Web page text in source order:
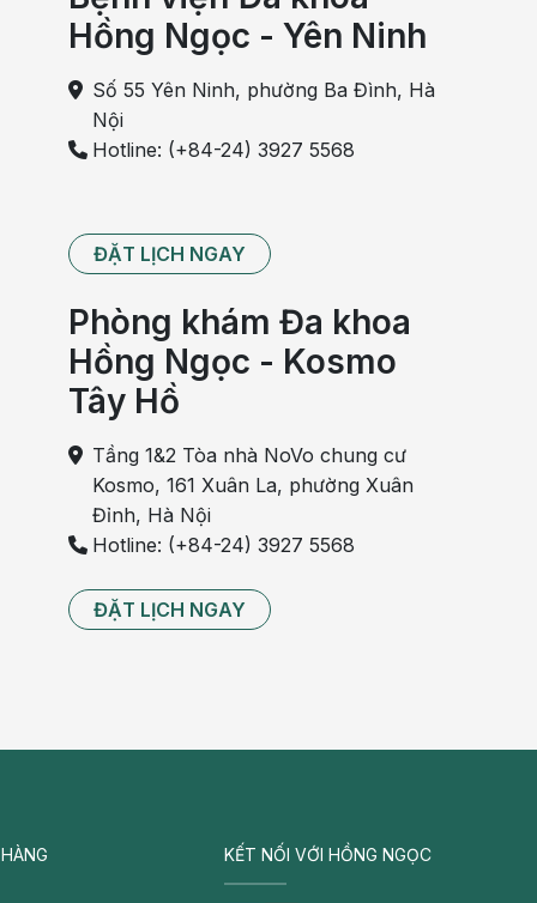
Hồng Ngọc - Yên Ninh
Số 55 Yên Ninh, phường Ba Đình, Hà
Nội
Hotline: (+84-24) 3927 5568
ĐẶT LỊCH NGAY
Phòng khám Đa khoa
Hồng Ngọc - Kosmo
Tây Hồ
Tầng 1&2 Tòa nhà NoVo chung cư
Kosmo, 161 Xuân La, phường Xuân
Đỉnh, Hà Nội
Hotline: (+84-24) 3927 5568
ĐẶT LỊCH NGAY
KẾT NỐI VỚI HỒNG NGỌC